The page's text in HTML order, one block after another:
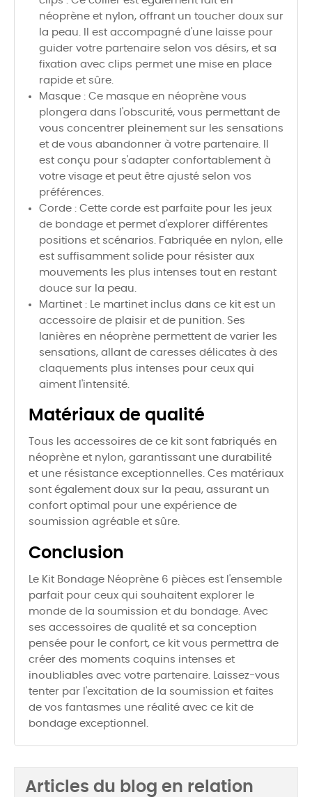
néoprène et nylon, offrant un toucher doux sur
la peau. Il est accompagné d'une laisse pour
guider votre partenaire selon vos désirs, et sa
fixation avec clips permet une mise en place
rapide et sûre.
Masque : Ce masque en néoprène vous
plongera dans l'obscurité, vous permettant de
vous concentrer pleinement sur les sensations
et de vous abandonner à votre partenaire. Il
est conçu pour s'adapter confortablement à
votre visage et peut être ajusté selon vos
préférences.
Corde : Cette corde est parfaite pour les jeux
de bondage et permet d'explorer différentes
positions et scénarios. Fabriquée en nylon, elle
est suffisamment solide pour résister aux
mouvements les plus intenses tout en restant
douce sur la peau.
Martinet : Le martinet inclus dans ce kit est un
accessoire de plaisir et de punition. Ses
lanières en néoprène permettent de varier les
sensations, allant de caresses délicates à des
claquements plus intenses pour ceux qui
aiment l'intensité.
Matériaux de qualité
Tous les accessoires de ce kit sont fabriqués en
néoprène et nylon, garantissant une durabilité
et une résistance exceptionnelles. Ces matériaux
sont également doux sur la peau, assurant un
confort optimal pour une expérience de
soumission agréable et sûre.
Conclusion
Le Kit Bondage Néoprène 6 pièces est l'ensemble
parfait pour ceux qui souhaitent explorer le
monde de la soumission et du bondage. Avec
ses accessoires de qualité et sa conception
pensée pour le confort, ce kit vous permettra de
créer des moments coquins intenses et
inoubliables avec votre partenaire. Laissez-vous
tenter par l'excitation de la soumission et faites
de vos fantasmes une réalité avec ce kit de
bondage exceptionnel.
Articles du blog en relation